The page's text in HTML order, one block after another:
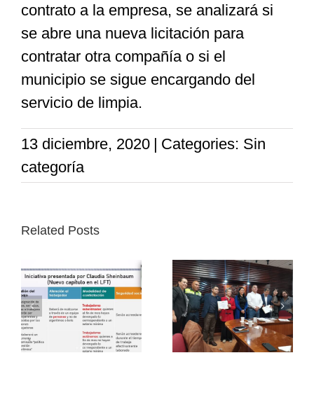
contrato a la empresa, se analizará si
se abre una nueva licitación para
contratar otra compañía o si el
municipio se sigue encargando del
servicio de limpia.
13 diciembre, 2020 | Categories: Sin
categoría
Related Posts